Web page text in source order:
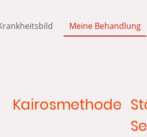
Meine Behandlung
Kairosmethode